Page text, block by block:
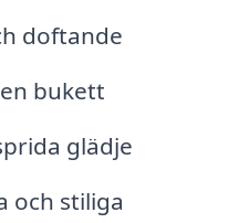
doftande
bukett
glädje
och stiliga